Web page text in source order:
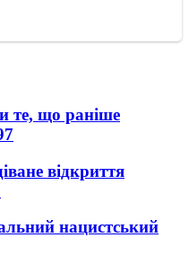
те, що раніше
відкриття
нацистський